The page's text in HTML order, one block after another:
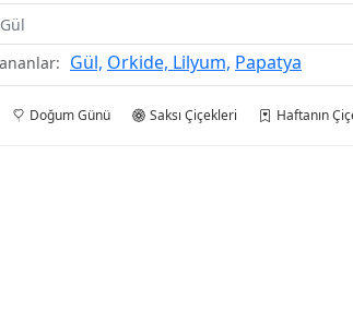
Gül, Orkide, Lilyum, Papatya
Doğum Günü Saksı Çiçekleri Haftanın